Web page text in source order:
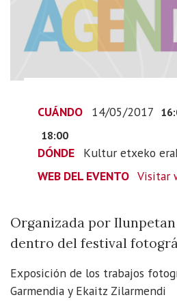
dormido”
“Sistemak”
05-
14T20:00:00+02:00
argazki
taldea
del
festival
CUÁNDO 14/05/2017
18:00
DÓNDE
Kultur etxeko
WEB DEL EVENTO Visitar
Organizada por
dentro del festival
Exposición de los trabajos
Garmendia y Ekaitz Zilarmendi